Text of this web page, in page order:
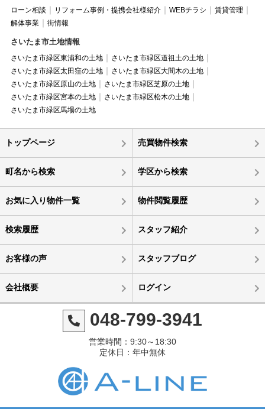
ローン相談 リフォーム事例・提携会社様紹介 WEBチラシ
賃貸管理
解体事業
街情報
さいたま市土地情報
さいたま市緑区東浦和の土地
さいたま市緑区道祖土の土地
さいたま市緑区太田窪の土地
さいたま市緑区大間木の土地
さいたま市緑区原山の土地
さいたま市緑区芝原の土地
さいたま市緑区宮本の土地
さいたま市緑区松木の土地
さいたま市緑区馬場の土地
トップページ 売買物件検索
町名から検索 学区から検索
お気に入り物件一覧 物件閲覧履歴
検索履歴 スタッフ紹介
お客様の声 スタッフブログ
会社概要 ログイン
048-799-3941
営業時間：9:30～18:30
定休日：年中無休